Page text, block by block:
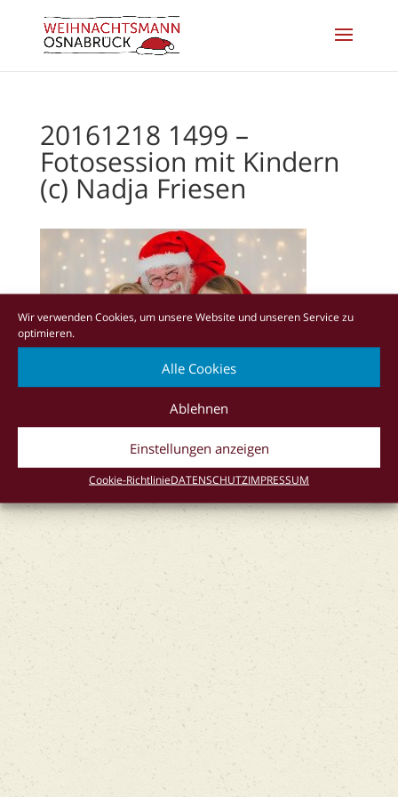
Wir verwenden Cookies, um unsere Website und unseren Service zu
optimieren.
Alle Cookies
Ablehnen
Einstellungen anzeigen
Cookie-RichtlinieDATENSCHUTZIMPRESSUM
20161218 1499 –
Fotosession mit Kindern
(c) Nadja Friesen
Cookie-Richtlinie (EU)